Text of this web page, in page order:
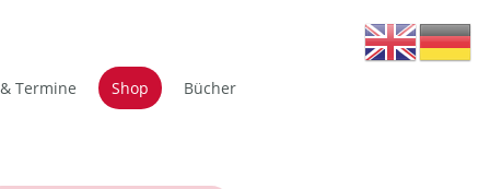
Termine Shop Bücher